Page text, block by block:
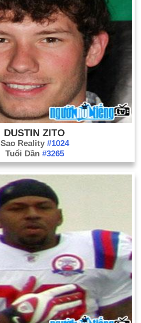
DUSTIN ZITO
Sao Reality #1024
Tuổi Dần #3265